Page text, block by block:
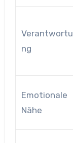
Verantwortu
ng
Emotionale
Nähe